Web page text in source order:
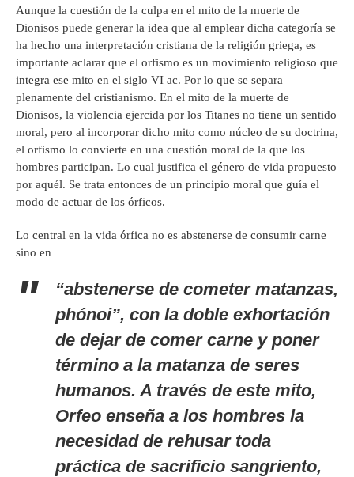
Aunque la cuestión de la culpa en el mito de la muerte de
Dionisos puede generar la idea que al emplear dicha categoría se
ha hecho una interpretación cristiana de la religión griega, es
importante aclarar que el orfismo es un movimiento religioso que
integra ese mito en el siglo VI ac. Por lo que se separa
plenamente del cristianismo. En el mito de la muerte de
Dionisos, la violencia ejercida por los Titanes no tiene un sentido
moral, pero al incorporar dicho mito como núcleo de su doctrina,
el orfismo lo convierte en una cuestión moral de la que los
hombres participan. Lo cual justifica el género de vida propuesto
por aquél. Se trata entonces de un principio moral que guía el
modo de actuar de los órficos.
Lo central en la vida órfica no es abstenerse de consumir carne
sino en
“abstenerse de cometer matanzas,
phónoi”, con la doble exhortación
de dejar de comer carne y poner
término a la matanza de seres
humanos. A través de este mito,
Orfeo enseña a los hombres la
necesidad de rehusar toda
práctica de sacrificio sangriento,